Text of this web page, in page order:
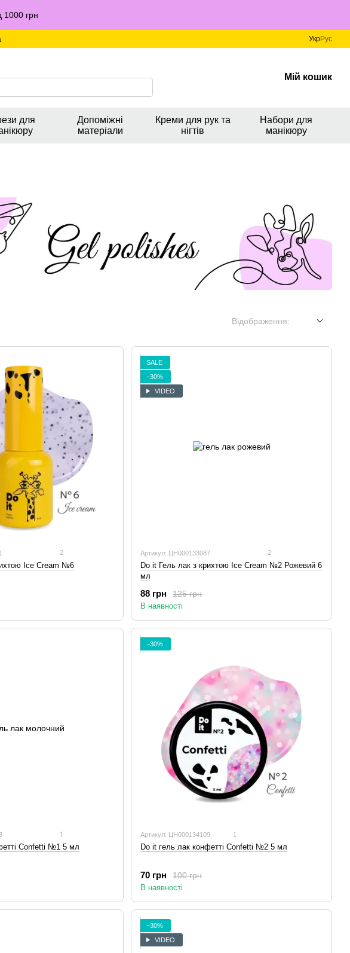
1000 грн
УкрРус
Мій кошик
для
Допоміжні
матеріали
Креми для рук та
нігтів
Набори для
манікюру
Відображення:
2
Ice Cream №6
SALE
−30%
VIDEO
Артикул: ЦН000133087 2
Do it Гель лак з крихтою Ice Cream №2 Рожевий 6
мл
125 грн
88 грн
В наявності
1
Confetti №1 5 мл
−30%
Артикул: ЦН000134109 1
Do it гель лак конфетті Confetti №2 5 мл
100 грн
70 грн
В наявності
−30%
VIDEO